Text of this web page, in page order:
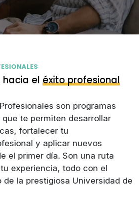
hacia el éxito profesional
son programas
te permiten desarrollar
fortalecer tu
y aplicar nuevos
el primer día. Son una ruta
experiencia, todo con el
de la prestigiosa Universidad de